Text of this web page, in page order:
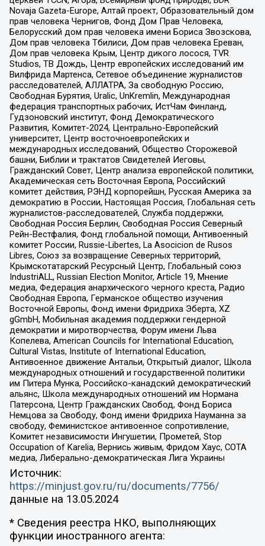
Novaja Gazeta-Europe, Алтай проект, Образовательный дом
прав человека Чернигов, Фонд Дом Прав Человека,
Белорусский дом прав человека имени Бориса Звозскова,
Дом прав человека Тбилиси, Дом прав человека Ереван,
Дом прав человека Крым, Центр дикого лосося, TVR
Studios, ТВ Дождь, Центр европейских исследований им
Вилфрида Мартенса, Сетевое объединение журналистов
расследователей, АЛЛАТРА, За свободную Россию,
Свободная Бурятия, Uralic, UnKremlin, Международная
федерация транспортных рабочих, ИстЧам Финланд,
Гудзоновский институт, Фонд Демократического
Развития, Комитет-2024, Центрально-Европейский
университет, Центр восточноевропейских и
международных исследований, Общество Сторожевой
башни, Библии и трактатов Свидетелей Иеговы,
Гражданский Совет, Центр анализа европейской политики,
Академическая сеть Восточная Европа, Российский
комитет действия, РЭНД корпорейшн, Русская Америка за
демократию в России, Настоящая Россия, Глобальная сеть
журналистов-расследователей, Служба поддержки,
Свободная Россия Берлин, Свободная Россия Северный
Рейн-Вестфалия, Фонд глобальной помощи, Антивоенный
комитет России, Russie-Libertes, La Asocicion de Rusos
Libres, Союз за возвращение Северных территорий,
Крымскотатарский Ресурсный Центр, Глобальный союз
IndustriALL, Russian Election Monitor, Article 19, Мнение
медиа, Федерация анархического черного креста, Радио
Свободная Европа, Германское общество изучения
Восточной Европы, Фонд имени Фридриха Эберта, XZ
gGmbH, Мобильная академия поддержки гендерной
демократии и миротворчества, Форум имени Льва
Копелева, American Councils for International Education,
Cultural Vistas, Institute of International Education,
Антивоенное движение Антальи, Открытый диалог, Школа
международных отношений и государственной политики
им Питера Мунка, Российско-канадский демократический
альянс, Школа международных отношений им Нормана
Патерсона, Центр Гражданских Свобод, Фонд Бориса
Немцова за Свободу, Фонд имени Фридриха Науманна за
свободу, Феминистское антивоенное сопротивление,
Комитет независимости Ингушетии, Прометей, Stop
Occupation of Karelia, Вернись живым, Фридом Хаус, СОТА
медиа, Либерально-демократическая Лига Украины
Источник:
https://minjust.gov.ru/ru/documents/7756/
данные на 13.05.2024
* Сведения реестра НКО, выполняющих
функции иностранного агента: